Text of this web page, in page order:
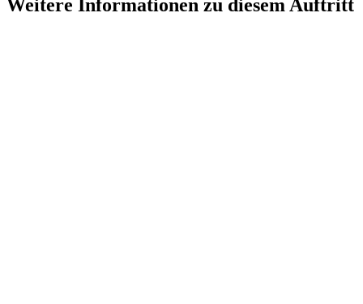
Weitere Informationen zu diesem Auftritt